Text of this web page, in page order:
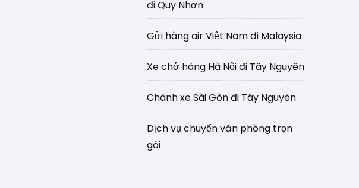
đi Quy Nhơn
Gửi hàng air Việt Nam đi Malaysia
Xe chở hàng Hà Nội đi Tây Nguyên
Chành xe Sài Gòn đi Tây Nguyên
Dịch vụ chuyển văn phòng trọn
gói